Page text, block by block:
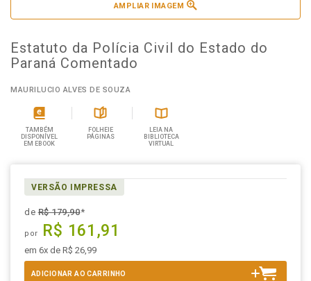
AMPLIAR IMAGEM
Estatuto da Polícia Civil do Estado do
Paraná Comentado
MAURILUCIO ALVES DE SOUZA
TAMBÉM
DISPONÍVEL
EM EBOOK
FOLHEIE
PÁGINAS
LEIA NA
BIBLIOTECA
VIRTUAL
VERSÃO IMPRESSA
deR$ 179,90*
por R$ 161,91
em 6x de R$ 26,99
ADICIONAR AO CARRINHO